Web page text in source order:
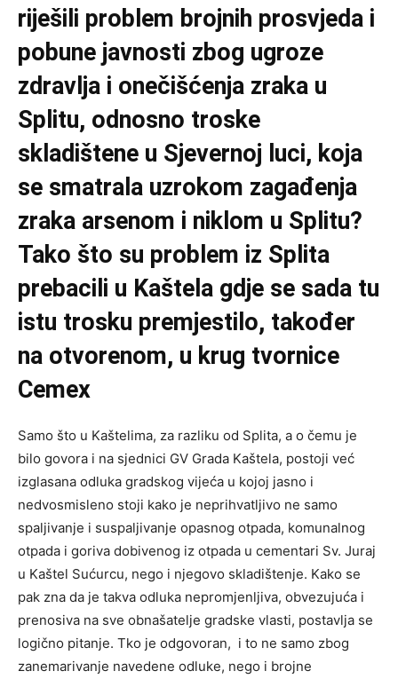
riješili problem brojnih prosvjeda i
pobune javnosti zbog ugroze
zdravlja i onečišćenja zraka u
Splitu, odnosno troske
skladištene u Sjevernoj luci, koja
se smatrala uzrokom zagađenja
zraka arsenom i niklom u Splitu?
Tako što su problem iz Splita
prebacili u Kaštela gdje se sada tu
istu trosku premjestilo, također
na otvorenom, u krug tvornice
Cemex
Samo što u Kaštelima, za razliku od Splita, a o čemu je
bilo govora i na sjednici GV Grada Kaštela, postoji već
izglasana odluka gradskog vijeća u kojoj jasno i
nedvosmisleno stoji kako je neprihvatljivo ne samo
spaljivanje i suspaljivanje opasnog otpada, komunalnog
otpada i goriva dobivenog iz otpada u cementari Sv. Juraj
u Kaštel Sućurcu, nego i njegovo skladištenje. Kako se
pak zna da je takva odluka nepromjenljiva, obvezujuća i
prenosiva na sve obnašatelje gradske vlasti, postavlja se
logično pitanje. Tko je odgovoran, i to ne samo zbog
zanemarivanje navedene odluke, nego i brojne